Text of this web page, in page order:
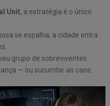
Unit, a estratégia é o único
se espalha, a cidade entra
grupo de sobreviventes
— ou sucumbir ao caos.